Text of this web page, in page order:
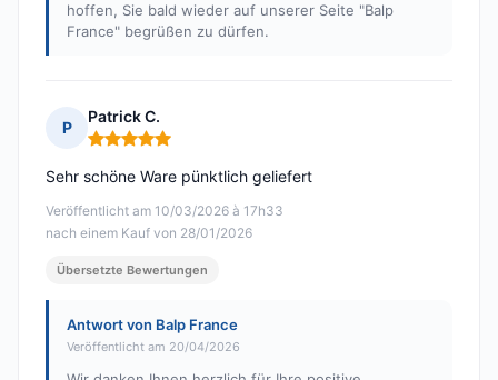
hoffen, Sie bald wieder auf unserer Seite "Balp
France" begrüßen zu dürfen.
P
Patrick C.
Hinweis: 5 von 5
Veröffentlicht am 10/03/2026 à 17h33
nach einem Kauf von 28/01/2026
Sehr schöne Ware pünktlich geliefert
Übersetzte Bewertungen
Antwort von Balp France
Veröffentlicht am 20/04/2026